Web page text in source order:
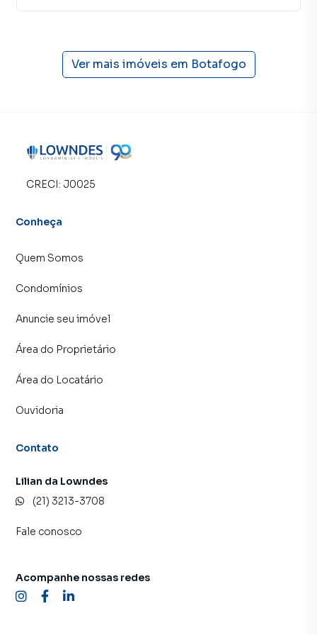
Ver mais imóveis em Botafogo
CRECI: J0025
Conheça
Quem Somos
Condomínios
Anuncie seu imóvel
Área do Proprietário
Área do Locatário
Ouvidoria
Contato
Lilian da Lowndes
(21) 3213-3708
Fale conosco
Acompanhe nossas redes